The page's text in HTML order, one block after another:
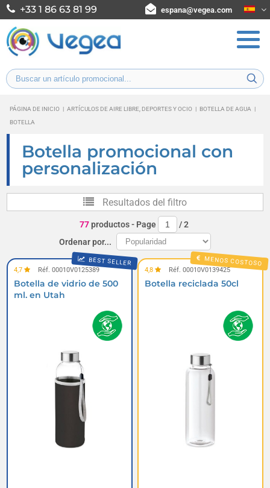
+33 1 86 63 81 99 espana@vegea.com
PÁGINA DE INICIO | ARTÍCULOS DE AIRE LIBRE, DEPORTES Y OCIO | BOTELLA DE AGUA
|
BOTELLA
Botella promocional con
personalización
Resultados del filtro
77productos- Page /2
Ordenar por...
BEST SELLER
4,7 Réf. 00010V0125389
Botella de vidrio de 500
ml. en Utah
MENOS COSTOSO
4,8 Réf. 00010V0139425
Botella reciclada 50cl